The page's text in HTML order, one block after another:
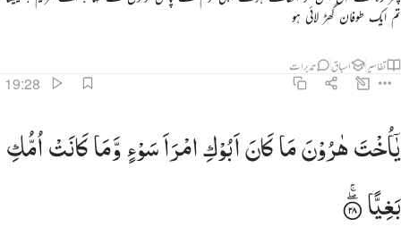
تم ایک طوفان گھڑ لائی ہو
تفاسیر اسباق تدبرات
19:28
يا اخت هارون ما كان ابوك امرا سوء وما كانت امك بغيا ٢٨
يَـٰٓأُخْتَ هَـٰرُونَ مَا كَانَ أَبُوكِ ٱمْرَأَ سَوْءٍۢ وَمَا كَانَتْ أُمُّكِ بَغِيًّۭا ٢٨
یٰۤاُخْتَهٰرُوْنَمَاكَانَاَبُوْكِامْرَاَسَوْءٍوَّمَاكَانَتْاُمُّكِ
بَغِیًّا